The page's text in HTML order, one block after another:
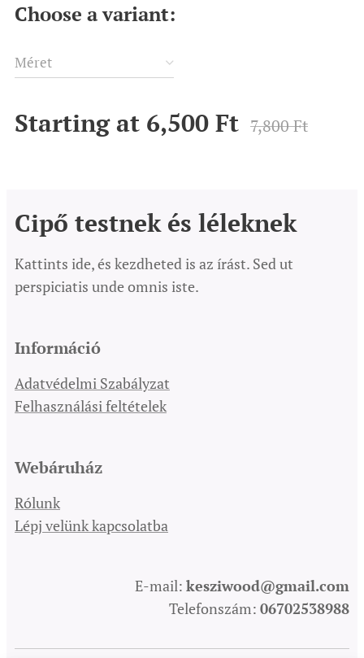
Choose a variant:
Méret
Starting at 6,500 Ft 7,800Ft
Cipő testnek és léleknek
Kattints ide, és kezdheted is az írást. Sed ut
perspiciatis unde omnis iste.
Információ
Adatvédelmi Szabályzat
Felhasználási feltételek
Webáruház
Rólunk
Lépj velünk kapcsolatba
E-mail: kesziwood@gmail.com
Telefonszám: 06702538988